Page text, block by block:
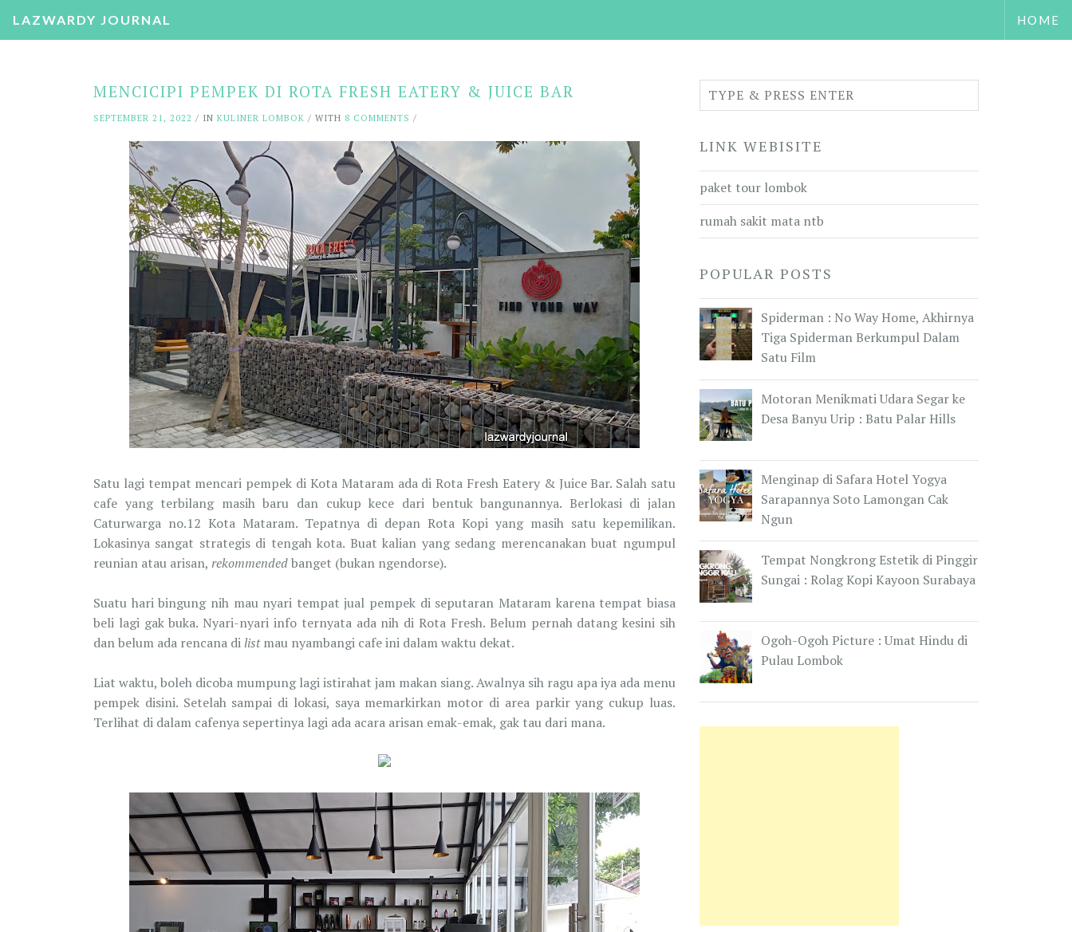
LAZWARDY JOURNAL HOME
MENCICIPI PEMPEK DI ROTA FRESH EATERY & JUICE BAR
SEPTEMBER 21, 2022 / IN KULINER LOMBOK / WITH 8 COMMENTS /
Satu lagi tempat mencari pempek di Kota Mataram ada di Rota Fresh Eatery & Juice Bar. Salah satu
cafe yang terbilang masih baru dan cukup kece dari bentuk bangunannya. Berlokasi di jalan
Caturwarga no.12 Kota Mataram. Tepatnya di depan Rota Kopi yang masih satu kepemilikan.
Lokasinya sangat strategis di tengah kota. Buat kalian yang sedang merencanakan buat ngumpul
reunian atau arisan, rekommendedbanget (bukan ngendorse).
Suatu hari bingung nih mau nyari tempat jual pempek di seputaran Mataram karena tempat biasa
beli lagi gak buka. Nyari-nyari info ternyata ada nih di Rota Fresh. Belum pernah datang kesini sih
dan belum ada rencana dilistmau nyambangi cafe ini dalam waktu dekat.
Liat waktu, boleh dicoba mumpung lagi istirahat jam makan siang. Awalnya sih ragu apa iya ada menu
pempek disini. Setelah sampai di lokasi, saya memarkirkan motor di area parkir yang cukup luas.
Terlihat di dalam cafenya sepertinya lagi ada acara arisan emak-emak, gak tau dari mana.
LINK WEBISITE
paket tour lombok
rumah sakit mata ntb
POPULAR POSTS
Spiderman : No Way Home, Akhirnya
Tiga Spiderman Berkumpul Dalam
Satu Film
Motoran Menikmati Udara Segar ke
Desa Banyu Urip : Batu Palar Hills
Menginap di Safara Hotel Yogya
Sarapannya Soto Lamongan Cak
Ngun
Tempat Nongkrong Estetik di Pinggir
Sungai : Rolag Kopi Kayoon Surabaya
Ogoh-Ogoh Picture : Umat Hindu di
Pulau Lombok